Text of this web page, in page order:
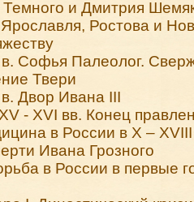
и Дмитрия
Ростова и
Софья Палеолог.
Твери
Двор Ивана III
- XVI вв. Конец
в России в X – XVIII
Ивана Грозного
в России в первые